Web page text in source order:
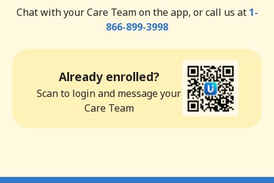
Chat with your Care Team on the app, or call us at 1-
866-899-3998
Already enrolled?
Scan to login and message your
Care Team